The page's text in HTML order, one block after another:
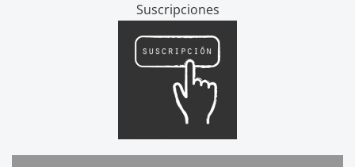
Suscripciones